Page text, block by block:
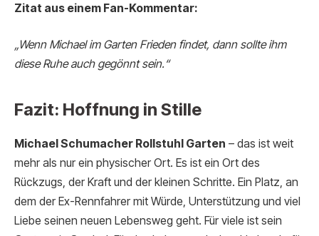
Zitat aus einem Fan-Kommentar:
„Wenn Michael im Garten Frieden findet, dann sollte ihm
diese Ruhe auch gegönnt sein.“
Fazit: Hoffnung in Stille
Michael Schumacher Rollstuhl Garten – das ist weit
mehr als nur ein physischer Ort. Es ist ein Ort des
Rückzugs, der Kraft und der kleinen Schritte. Ein Platz, an
dem der Ex-Rennfahrer mit Würde, Unterstützung und viel
Liebe seinen neuen Lebensweg geht. Für viele ist sein